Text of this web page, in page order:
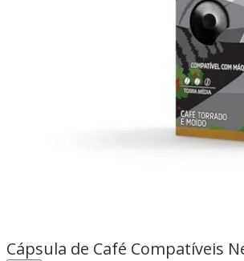
Cápsula de Café Compatíveis